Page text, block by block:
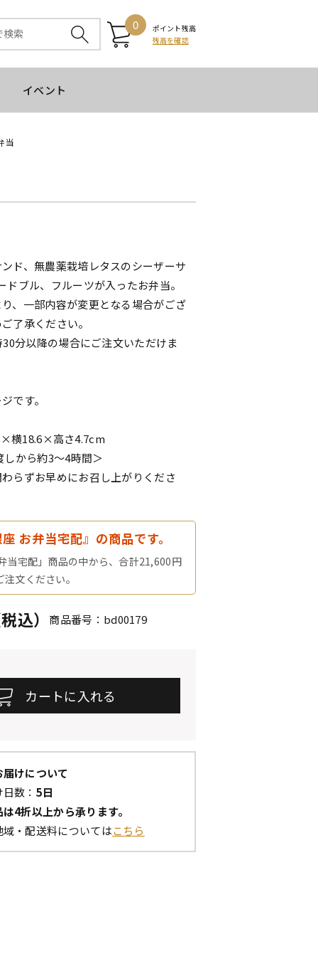
0
ポイント残高
残高を確認
イベント
当
ド、無農薬栽培レタスのシーザーサ
ドブル、フルーツが入ったお弁当。
、一部内容が変更となる場合がござ
了承ください。
分以降の場合にご注文いただけま
です。
横18.6×高さ4.7cm
しから約3～4時間＞
らずお早めにお召し上がりくださ
お弁当宅配』の商品です。
当宅配」商品の中から、合計21,600円
文ください。
込） 商品番号：bd00179
けについて
数： 5日
4折以上から承ります。
・配送料についてはこちら